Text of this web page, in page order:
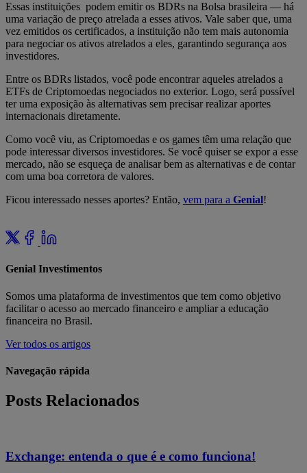
Essas instituições podem emitir os BDRs na Bolsa brasileira — há
uma variação de preço atrelada a esses ativos. Vale saber que, uma
vez emitidos os certificados, a instituição não tem mais autonomia
para negociar os ativos atrelados a eles, garantindo segurança aos
investidores.
Entre os BDRs listados, você pode encontrar aqueles atrelados a
ETFs de Criptomoedas negociados no exterior. Logo, será possível
ter uma exposição às alternativas sem precisar realizar aportes
internacionais diretamente.
Como você viu, as Criptomoedas e os games têm uma relação que
pode interessar diversos investidores. Se você quiser se expor a esse
mercado, não se esqueça de analisar bem as alternativas e de contar
com uma boa corretora de valores.
Ficou interessado nesses aportes? Então, vem para a Genial!
Genial Investimentos
Somos uma plataforma de investimentos que tem como objetivo
facilitar o acesso ao mercado financeiro e ampliar a educação
financeira no Brasil.
Ver todos os artigos
Navegação rápida
Posts Relacionados
Exchange: entenda o que é e como funciona!